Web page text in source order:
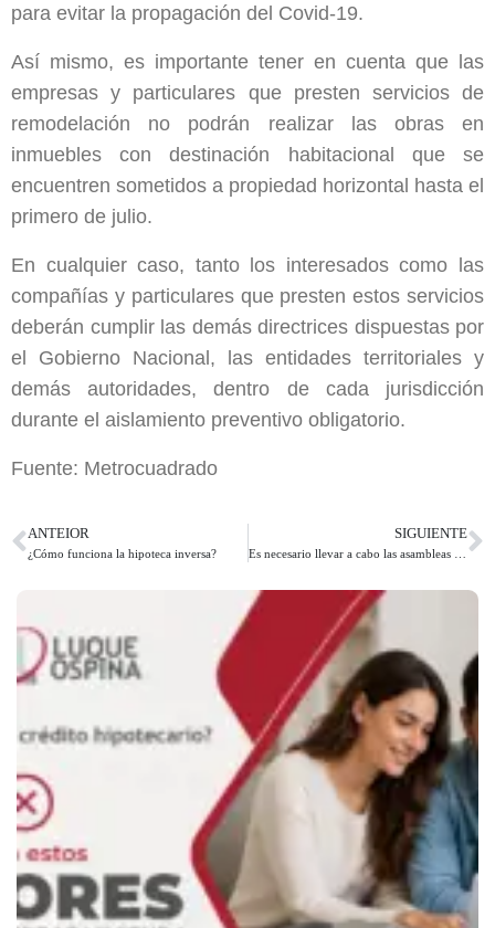
para evitar la propagación del Covid-19.
Así mismo, es importante tener en cuenta que las
empresas y particulares que presten servicios de
remodelación no podrán realizar las obras en
inmuebles con destinación habitacional que se
encuentren sometidos a propiedad horizontal hasta el
primero de julio.
En cualquier caso, tanto los interesados como las
compañías y particulares que presten estos servicios
deberán cumplir las demás directrices dispuestas por
el Gobierno Nacional, las entidades territoriales y
demás autoridades, dentro de cada jurisdicción
durante el aislamiento preventivo obligatorio.
Fuente: Metrocuadrado
ANTEIOR
¿Cómo funciona la hipoteca inversa?
SIGUIENTE